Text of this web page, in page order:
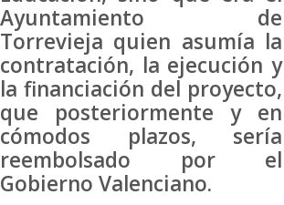
Ayuntamiento de
Torrevieja quien asumía la
contratación, la ejecución y
la financiación del proyecto,
que posteriormente y en
cómodos plazos, sería
reembolsado por el
Gobierno Valenciano.